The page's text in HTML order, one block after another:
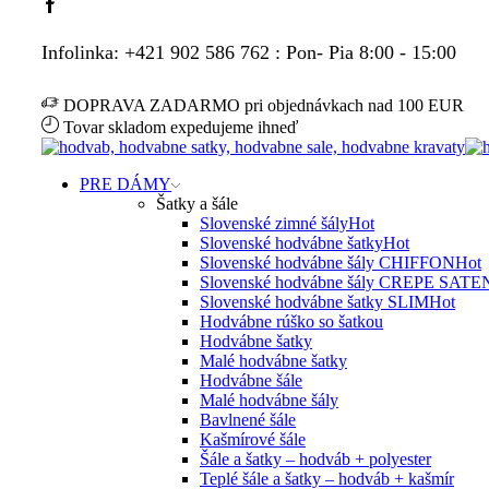
Facebook
Infolinka: +421 902 586 762 : Pon- Pia 8:00 - 15:00
DOPRAVA ZADARMO pri objednávkach nad 100 EUR
Tovar skladom expedujeme ihneď
PRE DÁMY
Šatky a šále
Slovenské zimné šályHot
Slovenské hodvábne šatkyHot
Slovenské hodvábne šály CHIFFONHot
Slovenské hodvábne šály CREPE
Slovenské hodvábne šatky SLIMHot
Hodvábne rúško so šatkou
Hodvábne šatky
Malé hodvábne šatky
Hodvábne šále
Malé hodvábne šály
Bavlnené šále
Kašmírové šále
Šále a šatky – hodváb + polyester
Teplé šále a šatky – hodváb + kašmír